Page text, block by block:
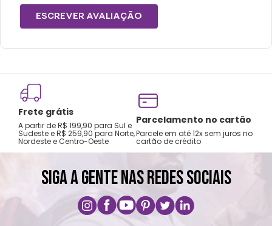
ESCREVER AVALIAÇÃO
Frete grátis
A partir de R$ 199,90 para Sul e
Sudeste e R$ 259,90 para Norte,
Nordeste e Centro-Oeste
Parcelamento no cartão
Parcele em até 12x sem juros no
cartão de crédito
SIGA A GENTE NAS REDES SOCIAIS